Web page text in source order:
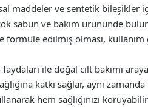
maddeler ve sentetik bileşikler
sabun ve bakım ürününde
edilmiş olması, kullanım
faydaları ile doğal cilt bakımı
katkı sağlar, aynı
hem sağlığınızı